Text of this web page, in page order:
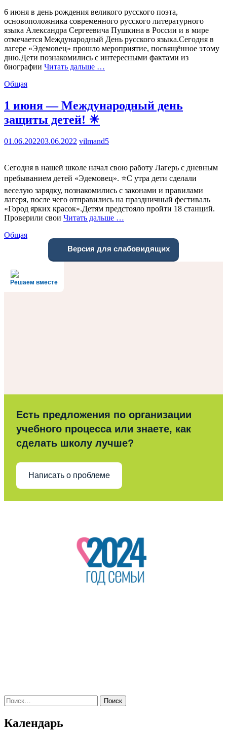
6 июня в день рождения великого русского поэта,
основоположника современного русского литературного
языка Александра Сергеевича Пушкина в России и в мире
отмечается Международный День русского языка.Сегодня в
лагере «Эдемовец» прошло мероприятие, посвящённое этому
дню.Дети познакомились с интересными фактами из
биографии Читать дальше …
Общая
1 июня — Международный день
защиты детей! ☀
01.06.202203.06.2022 vilmand5
Сегодня в нашей школе начал свою работу Лагерь с дневным
пребыванием детей «Эдемовец». ⭐С утра дети сделали
веселую зарядку, познакомились с законами и правилами
лагеря, после чего отправились на праздничный фестиваль
«Город ярких красок».Детям предстояло пройти 18 станций.
Проверили свои Читать дальше …
Общая
Версия для слабовидящих
Решаем вместе
Есть предложения по организации
учебного процесса или знаете, как
сделать школу лучше?
Написать о проблеме
Поиск
по:
Календарь